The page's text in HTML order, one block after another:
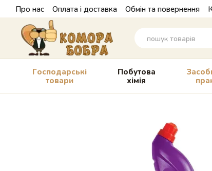
Перейти до основного контенту
Про нас Оплата і доставка Обмін та повернення
Господарські
товари
Побутова
хімія